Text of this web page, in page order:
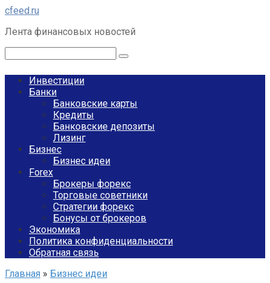
Перейти
контенту
cfeed.ru
Лента финансовых новостей
Инвестиции
Банки
Банковские карты
Кредиты
Банковские депозиты
Лизинг
Бизнес
Бизнес идеи
Forex
Брокеры форекс
Торговые советники
Стратегии форекс
Бонусы от брокеров
Экономика
Политика конфиденциальности
Обратная связь
Главная » Бизнес идеи